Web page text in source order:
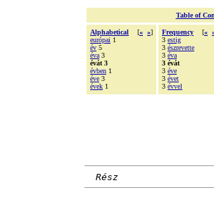
Table of
Alphabetical [« »]
európai 1
év 5
éva 3
évát 3
évben 1
éve 3
évek 1
Frequency [«
3 estig
3 észrevette
3 éva
3 évát
3 éve
3 évet
3 évvel
Rész